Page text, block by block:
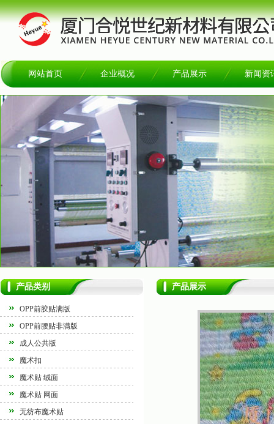
网站首页 企业概况 产品展示 新闻资
产品类别
OPP前胶贴满版
OPP前腰贴非满版
成人公共版
魔术扣
魔术贴 绒面
魔术贴 网面
无纺布魔术贴
产品展示